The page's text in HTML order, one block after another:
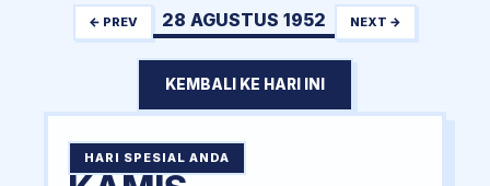
← PREV 28 AGUSTUS 1952 NEXT →
KEMBALI KE HARI INI
HARI SPESIAL ANDA